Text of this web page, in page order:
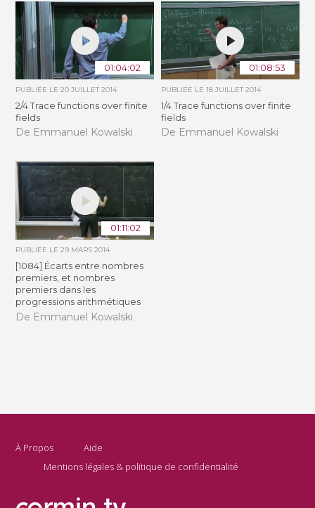
01:04:02
PUBLIÉE LE20 JUILLET 2014
2/4 Trace functions over finite
fields
De Emmanuel Kowalski
01:08:53
PUBLIÉE LE 18 JUILLET 2014
1/4 Trace functions over finite
fields
De Emmanuel Kowalski
01:11:02
PUBLIÉE LE29 MARS 2014
[1084] Écarts entre nombres
premiers, et nombres
premiers dans les
progressions arithmétiques
De Emmanuel Kowalski
À Propos
Aide
Mentions légales & politique de confidentialité